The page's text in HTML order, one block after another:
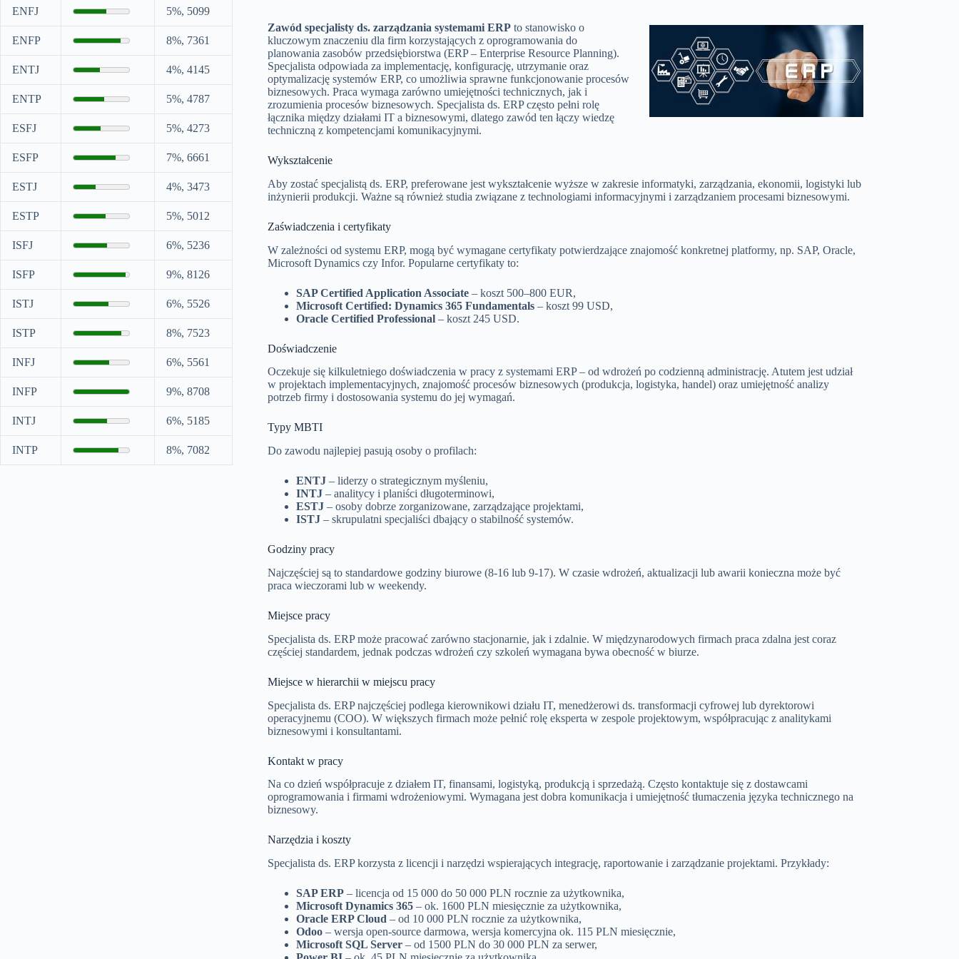
Zawód specjalisty ds. zarządzania systemami ERPto stanowisko o
kluczowym znaczeniu dla firm korzystających z oprogramowania do
planowania zasobów przedsiębiorstwa (ERP – Enterprise Resource Planning).
Specjalista odpowiada za implementację, konfigurację, utrzymanie oraz
optymalizację systemów ERP, co umożliwia sprawne funkcjonowanie procesów
biznesowych. Praca wymaga zarówno umiejętności technicznych, jak i
zrozumienia procesów biznesowych. Specjalista ds. ERP często pełni rolę
łącznika między działami IT a biznesowymi, dlatego zawód ten łączy wiedzę
techniczną z kompetencjami komunikacyjnymi.
Wykształcenie
Aby zostać specjalistą ds. ERP, preferowane jest wykształcenie wyższe w zakresie informatyki, zarządzania, ekonomii, logistyki lub
inżynierii produkcji. Ważne są również studia związane z technologiami informacyjnymi i zarządzaniem procesami biznesowymi.
Zaświadczenia i certyfikaty
W zależności od systemu ERP, mogą być wymagane certyfikaty potwierdzające znajomość konkretnej platformy, np. SAP, Oracle,
Microsoft Dynamics czy Infor. Popularne certyfikaty to:
SAP Certified Application Associate– koszt 500–800 EUR,
Microsoft Certified: Dynamics 365 Fundamentals– koszt 99 USD,
Oracle Certified Professional– koszt 245 USD.
Doświadczenie
Oczekuje się kilkuletniego doświadczenia w pracy z systemami ERP – od wdrożeń po codzienną administrację. Atutem jest udział
w projektach implementacyjnych, znajomość procesów biznesowych (produkcja, logistyka, handel) oraz umiejętność analizy
potrzeb firmy i dostosowania systemu do jej wymagań.
Typy MBTI
Do zawodu najlepiej pasują osoby o profilach:
ENTJ– liderzy o strategicznym myśleniu,
INTJ– analitycy i planiści długoterminowi,
ESTJ– osoby dobrze zorganizowane, zarządzające projektami,
ISTJ– skrupulatni specjaliści dbający o stabilność systemów.
Godziny pracy
Najczęściej są to standardowe godziny biurowe (8-16 lub 9-17). W czasie wdrożeń, aktualizacji lub awarii konieczna może być
praca wieczorami lub w weekendy.
Miejsce pracy
Specjalista ds. ERP może pracować zarówno stacjonarnie, jak i zdalnie. W międzynarodowych firmach praca zdalna jest coraz
częściej standardem, jednak podczas wdrożeń czy szkoleń wymagana bywa obecność w biurze.
Miejsce w hierarchii w miejscu pracy
Specjalista ds. ERP najczęściej podlega kierownikowi działu IT, menedżerowi ds. transformacji cyfrowej lub dyrektorowi
operacyjnemu (COO). W większych firmach może pełnić rolę eksperta w zespole projektowym, współpracując z analitykami
biznesowymi i konsultantami.
Kontakt w pracy
Na co dzień współpracuje z działem IT, finansami, logistyką, produkcją i sprzedażą. Często kontaktuje się z dostawcami
oprogramowania i firmami wdrożeniowymi. Wymagana jest dobra komunikacja i umiejętność tłumaczenia języka technicznego na
biznesowy.
Narzędzia i koszty
Specjalista ds. ERP korzysta z licencji i narzędzi wspierających integrację, raportowanie i zarządzanie projektami. Przykłady:
SAP ERP– licencja od 15 000 do 50 000 PLN rocznie za użytkownika,
Microsoft Dynamics 365– ok. 1600 PLN miesięcznie za użytkownika,
Oracle ERP Cloud – od 10 000 PLN rocznie za użytkownika,
Odoo– wersja open-source darmowa, wersja komercyjna ok. 115 PLN miesięcznie,
Microsoft SQL Server– od 1500 PLN do 30 000 PLN za serwer,
ENFJ 5%, 5099
ENFP 8%, 7361
ENTJ 4%, 4145
ENTP 5%, 4787
ESFJ 5%, 4273
ESFP 7%, 6661
ESTJ 4%, 3473
ESTP 5%, 5012
ISFJ 6%, 5236
ISFP 9%, 8126
ISTJ 6%, 5526
ISTP 8%, 7523
INFJ 6%, 5561
INFP 9%, 8708
INTJ 6%, 5185
INTP 8%, 7082